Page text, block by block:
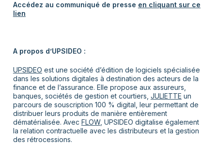
Accédez au communiqué de presse en cliquant sur ce
lien
A propos d’UPSIDEO :
UPSIDEO est une société d’édition de logiciels spécialisée
dans les solutions digitales à destination des acteurs de la
finance et de l’assurance. Elle propose aux assureurs,
banques, sociétés de gestion et courtiers, JULIETTE un
parcours de souscription 100 % digital, leur permettant de
distribuer leurs produits de manière entièrement
dématérialisée. Avec FLOW, UPSIDEO digitalise également
la relation contractuelle avec les distributeurs et la gestion
des rétrocessions.